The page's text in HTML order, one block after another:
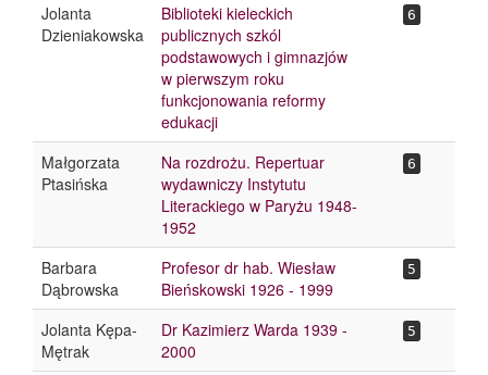
Jolanta
Dzieniakowska
Biblioteki kieleckich
publicznych szkól
podstawowych i gimnazjów
w pierwszym roku
funkcjonowania reformy
edukacji
6
Małgorzata
Ptasińska
Na rozdrożu. Repertuar
wydawniczy Instytutu
Literackiego w Paryżu 1948-
1952
6
Barbara
Dąbrowska
Profesor dr hab. Wiesław
Bieńskowski 1926 - 1999
5
Jolanta Kępa-
Mętrak
Dr Kazimierz Warda 1939 -
2000
5